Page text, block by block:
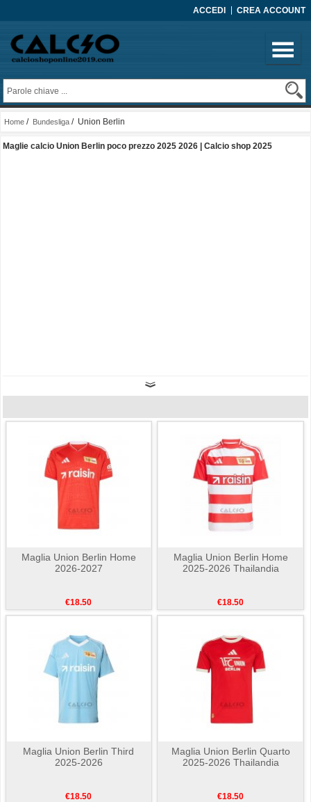
ACCEDI CREA ACCOUNT
Home / Bundesliga / Union Berlin
Maglie calcio Union Berlin poco prezzo 2025 2026 | Calcio shop 2025
Maglia Union Berlin Home
2026-2027
€18.50
Maglia Union Berlin Home
2025-2026 Thailandia
€18.50
Maglia Union Berlin Third
2025-2026
€18.50
Maglia Union Berlin Quarto
2025-2026 Thailandia
€18.50